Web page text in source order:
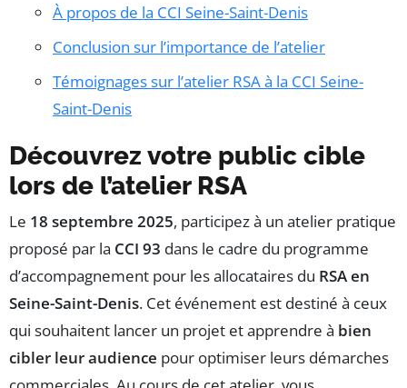
À propos de la CCI Seine-Saint-Denis
Conclusion sur l’importance de l’atelier
Témoignages sur l’atelier RSA à la CCI Seine-
Saint-Denis
Découvrez votre public cible
lors de l’atelier RSA
Le 18 septembre 2025, participez à un atelier pratique
proposé par la CCI 93 dans le cadre du programme
d’accompagnement pour les allocataires du RSA en
Seine-Saint-Denis. Cet événement est destiné à ceux
qui souhaitent lancer un projet et apprendre à bien
cibler leur audience pour optimiser leurs démarches